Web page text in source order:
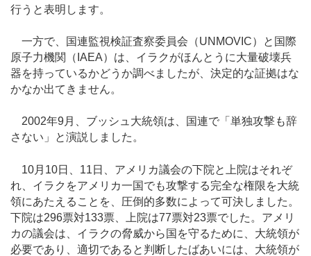
行うと表明します。
一方で、国連監視検証査察委員会（UNMOVIC）と国際
原子力機関（IAEA）は、イラクがほんとうに大量破壊兵
器を持っているかどうか調べましたが、決定的な証拠はな
かなか出てきません。
2002年9月、ブッシュ大統領は、国連で「単独攻撃も辞
さない」と演説しました。
10月10日、11日、アメリカ議会の下院と上院はそれぞ
れ、イラクをアメリカ一国でも攻撃する完全な権限を大統
領にあたえることを、圧倒的多数によって可決しました。
下院は296票対133票、上院は77票対23票でした。アメリ
カの議会は、イラクの脅威から国を守るために、大統領が
必要であり、適切であると判断したばあいには、大統領が